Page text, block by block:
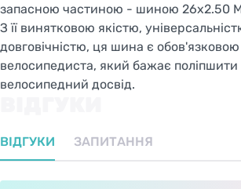
запасною частиною - шиною 26x2.50
З її винятковою якістю,
довговічністю, ця шина є
велосипедиста, який бажає поліпшити
велосипедний досвід.
ВІДГУКИ ЗАПИТАННЯ